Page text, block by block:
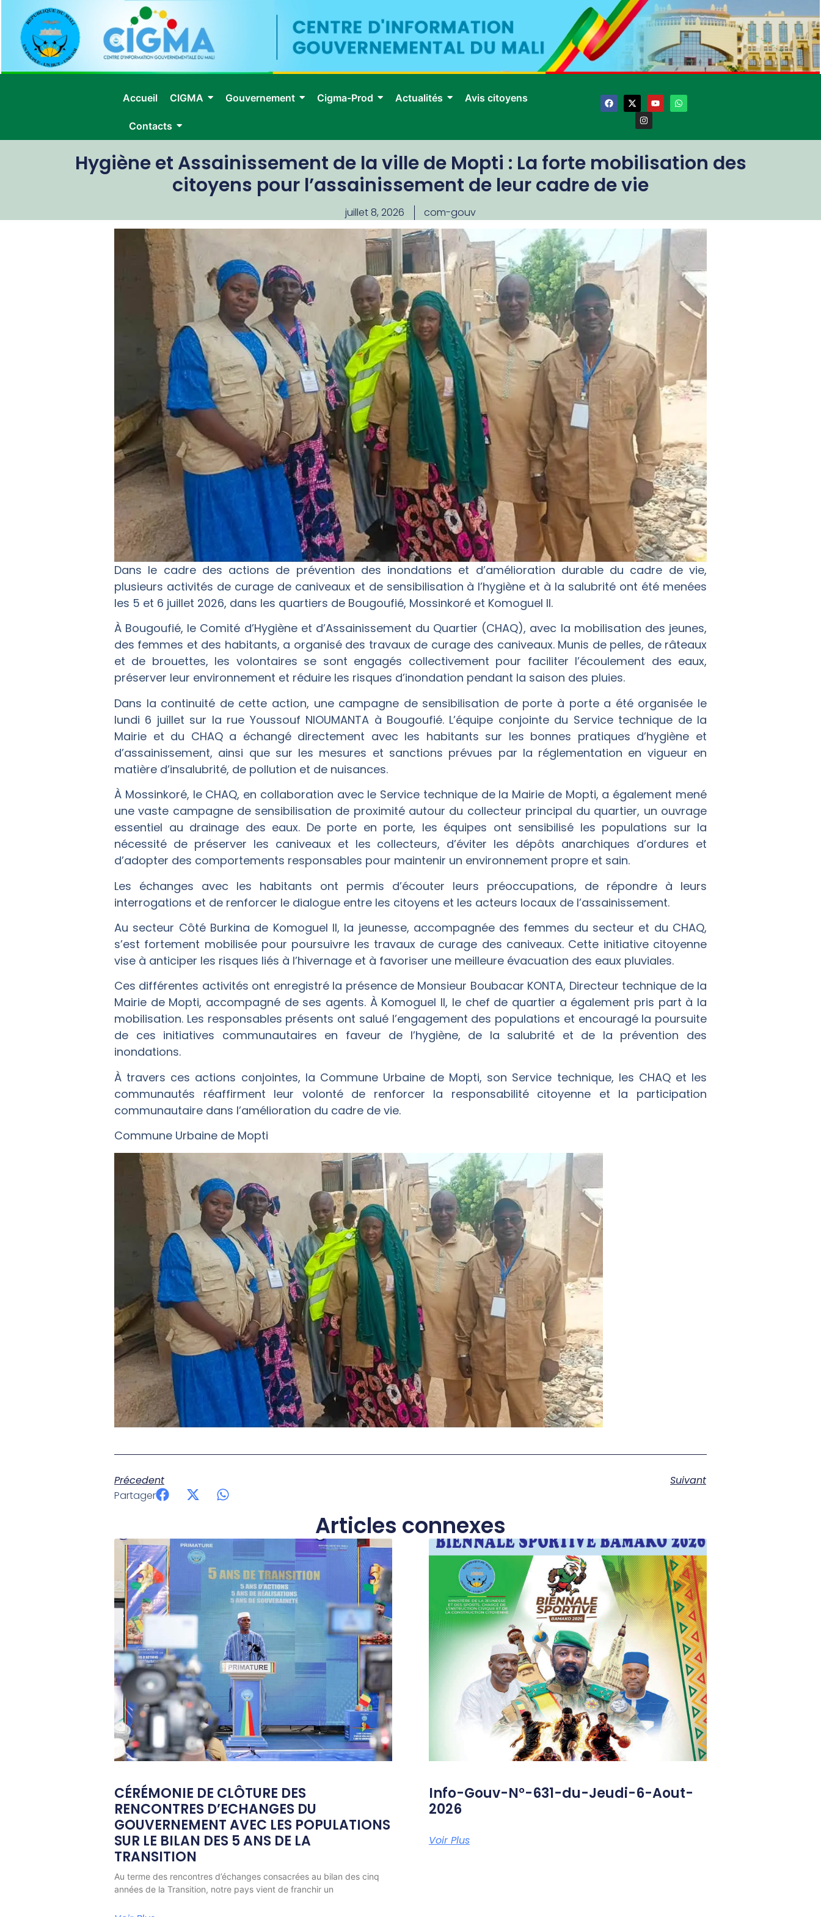
Accueil CIGMA Gouvernement Cigma-Prod Actualités Avis citoyens
Contacts
Hygiène et Assainissement de la ville de Mopti : La forte mobilisation des
citoyens pour l’assainissement de leur cadre de vie
juillet 8, 2026 com-gouv
Dans le cadre des actions de prévention des inondations et d’amélioration durable du cadre de vie,
plusieurs activités de curage de caniveaux et de sensibilisation à l’hygiène et à la salubrité ont été menées
les 5 et 6 juillet 2026, dans les quartiers de Bougoufié, Mossinkoré et Komoguel II.
À Bougoufié, le Comité d’Hygiène et d’Assainissement du Quartier (CHAQ), avec la mobilisation des jeunes,
des femmes et des habitants, a organisé des travaux de curage des caniveaux. Munis de pelles, de râteaux
et de brouettes, les volontaires se sont engagés collectivement pour faciliter l’écoulement des eaux,
préserver leur environnement et réduire les risques d’inondation pendant la saison des pluies.
Dans la continuité de cette action, une campagne de sensibilisation de porte à porte a été organisée le
lundi 6 juillet sur la rue Youssouf NIOUMANTA à Bougoufié. L’équipe conjointe du Service technique de la
Mairie et du CHAQ a échangé directement avec les habitants sur les bonnes pratiques d’hygiène et
d’assainissement, ainsi que sur les mesures et sanctions prévues par la réglementation en vigueur en
matière d’insalubrité, de pollution et de nuisances.
À Mossinkoré, le CHAQ, en collaboration avec le Service technique de la Mairie de Mopti, a également mené
une vaste campagne de sensibilisation de proximité autour du collecteur principal du quartier, un ouvrage
essentiel au drainage des eaux. De porte en porte, les équipes ont sensibilisé les populations sur la
nécessité de préserver les caniveaux et les collecteurs, d’éviter les dépôts anarchiques d’ordures et
d’adopter des comportements responsables pour maintenir un environnement propre et sain.
Les échanges avec les habitants ont permis d’écouter leurs préoccupations, de répondre à leurs
interrogations et de renforcer le dialogue entre les citoyens et les acteurs locaux de l’assainissement.
Au secteur Côté Burkina de Komoguel II, la jeunesse, accompagnée des femmes du secteur et du CHAQ,
s’est fortement mobilisée pour poursuivre les travaux de curage des caniveaux. Cette initiative citoyenne
vise à anticiper les risques liés à l’hivernage et à favoriser une meilleure évacuation des eaux pluviales.
Ces différentes activités ont enregistré la présence de Monsieur Boubacar KONTA, Directeur technique de la
Mairie de Mopti, accompagné de ses agents. À Komoguel II, le chef de quartier a également pris part à la
mobilisation. Les responsables présents ont salué l’engagement des populations et encouragé la poursuite
de ces initiatives communautaires en faveur de l’hygiène, de la salubrité et de la prévention des
inondations.
À travers ces actions conjointes, la Commune Urbaine de Mopti, son Service technique, les CHAQ et les
communautés réaffirment leur volonté de renforcer la responsabilité citoyenne et la participation
communautaire dans l’amélioration du cadre de vie.
Commune Urbaine de Mopti
Précedent
Suivant
Partager
Articles connexes
CÉRÉMONIE DE CLÔTURE DES
RENCONTRES D’ECHANGES DU
GOUVERNEMENT AVEC LES POPULATIONS
SUR LE BILAN DES 5 ANS DE LA
TRANSITION
Au terme des rencontres d’échanges consacrées au bilan des cinq
années de la Transition, notre pays vient de franchir un
Info-Gouv-N°-631-du-Jeudi-6-Aout-
2026
Voir Plus